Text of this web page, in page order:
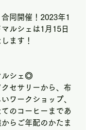
同開催！2023年1
ルシェは1月15日
ます！
ルシェ◎
セサリーから、布
ワークショップ、
のコーヒーまであ
らご年配のかたま